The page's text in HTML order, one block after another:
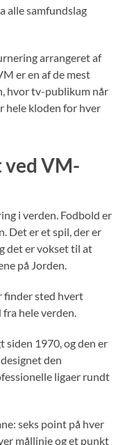
alle samfundslag
arrangeret af
er en af de mest
hvor tv-publikum når
hele kloden for hver
ved VM-
i verden. Fodbold er
Det er et spil, der er
det er vokset til at
på Jorden.
finder sted hvert
hele verden.
1970, og den er
den
ligaer rundt
seks point på hver
mållinje og et punkt